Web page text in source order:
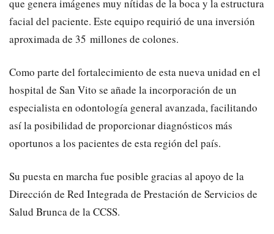
que genera imágenes muy nítidas de la boca y la estructura
facial del paciente. Este equipo requirió de una inversión
aproximada de 35 millones de colones.
Como parte del fortalecimiento de esta nueva unidad en el
hospital de San Vito se añade la incorporación de un
especialista en odontología general avanzada, facilitando
así la posibilidad de proporcionar diagnósticos más
oportunos a los pacientes de esta región del país.
Su puesta en marcha fue posible gracias al apoyo de la
Dirección de Red Integrada de Prestación de Servicios de
Salud Brunca de la CCSS.